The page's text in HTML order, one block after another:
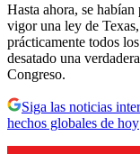
Hasta ahora, se
vigor una ley de
prácticamente todos
desatado una
Congreso.
Siga las noticias
hechos globales de hoy